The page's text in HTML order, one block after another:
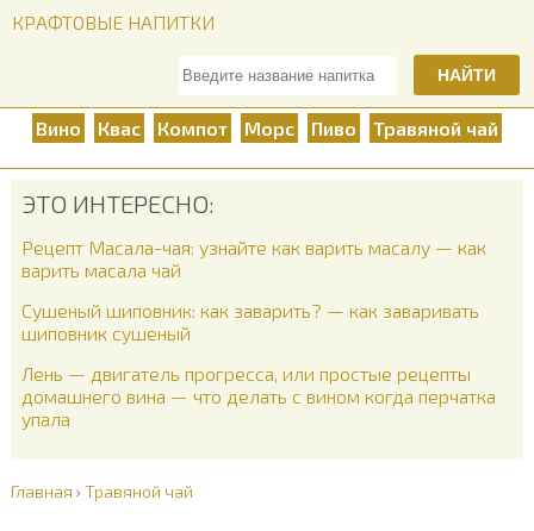
КРАФТОВЫЕ НАПИТКИ
НАЙТИ
Вино Квас Компот Морс Пиво Травяной чай
ЭТО ИНТЕРЕСНО:
Рецепт Масала-чая: узнайте как варить масалу — как
варить масала чай
Сушеный шиповник: как заварить? — как заваривать
шиповник сушеный
Лень — двигатель прогресса, или простые рецепты
домашнего вина — что делать с вином когда перчатка
упала
Главная › Травяной чай